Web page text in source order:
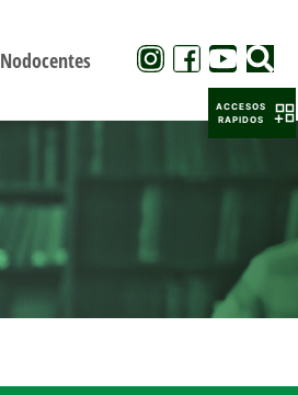
Nodocentes
ACCESOS
RAPIDOS